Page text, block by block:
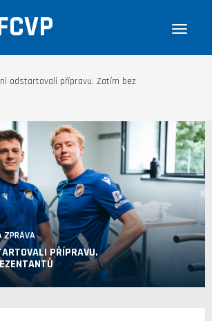
odstartovali přípravu. Zatím bez
ZPRÁVA
PŘÍPRAVU.